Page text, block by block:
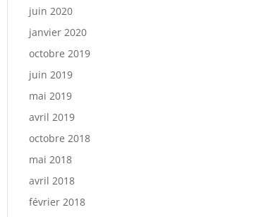
juin 2020
janvier 2020
octobre 2019
juin 2019
mai 2019
avril 2019
octobre 2018
mai 2018
avril 2018
février 2018